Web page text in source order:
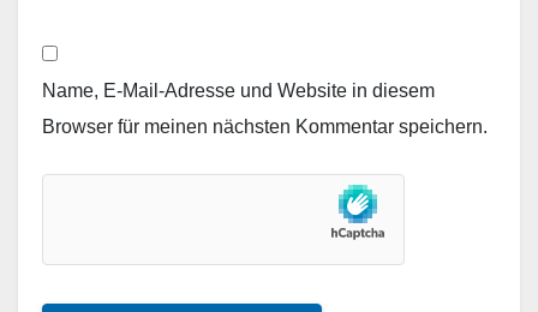
Name, E-Mail-Adresse und Website in diesem
Browser für meinen nächsten Kommentar speichern.